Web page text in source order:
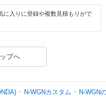
に入りに登録や複数見積もりがで
プへ
N-WGNカスタム N-WGN